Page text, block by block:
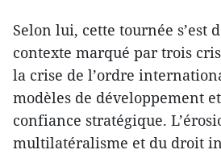
Selon lui, cette tournée s’est
contexte marqué par trois
la crise de l’ordre
modèles de développement
confiance stratégique.
multilatéralisme et du droit